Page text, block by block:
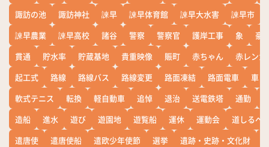
諏訪の池
諏訪神社 諫早 諫早体育館 諫早大水害 諫早市
諫早農業
諫早高校 諸谷 警察 警察官 護岸工事 象
豪
貫通
貯水率 貯蔵基地 貴重映像 賑町 赤ちゃん
赤レンガ
起工式
路線 路線バス 路線変更 路面凍結 路面電車
車
軟式テニス
転換 軽自動車 追悼 退治 送電鉄塔 通勤
造船
進水 遊び 遊園地 遊覧船 運休 運動会
道しるべ
遣唐使
遣唐使船 遣欧少年使節 選挙 遺跡・史跡・文化財